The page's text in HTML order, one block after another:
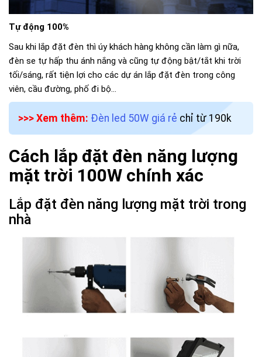
Tự động 100%
Sau khi lắp đặt đèn thì úy khách hàng không cần làm gì nữa,
đèn se tự hấp thu ánh nắng và cũng tự động bật/tắt khi trời
tối/sáng, rất tiện lợi cho các dự án lắp đặt đèn trong công
viên, cầu đường, phố đi bộ...
>>> Xem thêm: Đèn led 50W giá rẻ chỉ từ 190k
Cách lắp đặt đèn năng lượng
mặt trời 100W chính xác
Lắp đặt đèn năng lượng mặt trời trong
nhà